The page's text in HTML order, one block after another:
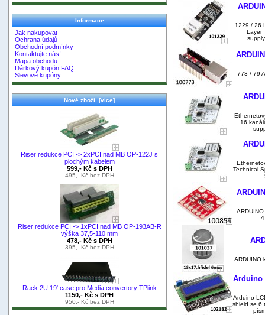
Informace
Jak nakupovat
Ochrana údajů
Obchodní podmínky
Kontaktujte nás!
Mapa obchodu
Dárkový kupón FAQ
Slevové kupóny
Nové zboží [více]
Riser redukce PCI -> 2xPCI nad MB OP-122J s
plochým kabelem
599,- Kč s DPH
495,- Kč bez DPH
Riser redukce PCI -> 1xPCI nad MB OP-193AB-R
výška 37,5-110 mm
478,- Kč s DPH
395,- Kč bez DPH
Rack 2U 19' case pro Media convertory TPlink
1150,- Kč s DPH
950,- Kč bez DPH
1229 / 26
Layer
773 / 79
16
Technical
ARDUINO
Arduino
Arduino
shield se 6